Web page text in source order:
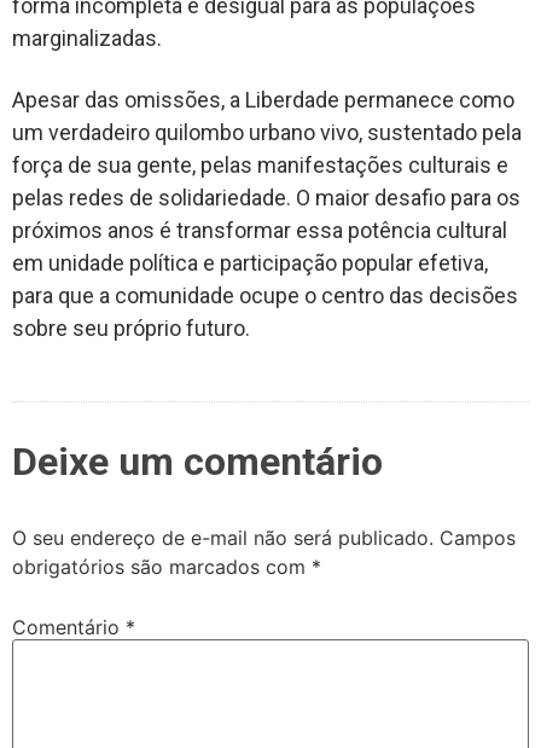
forma incompleta e desigual para as populações
marginalizadas.
Apesar das omissões, a Liberdade permanece como
um verdadeiro quilombo urbano vivo, sustentado pela
força de sua gente, pelas manifestações culturais e
pelas redes de solidariedade. O maior desafio para os
próximos anos é transformar essa potência cultural
em unidade política e participação popular efetiva,
para que a comunidade ocupe o centro das decisões
sobre seu próprio futuro.
Deixe um comentário
O seu endereço de e-mail não será publicado. Campos
obrigatórios são marcados com *
Comentário *